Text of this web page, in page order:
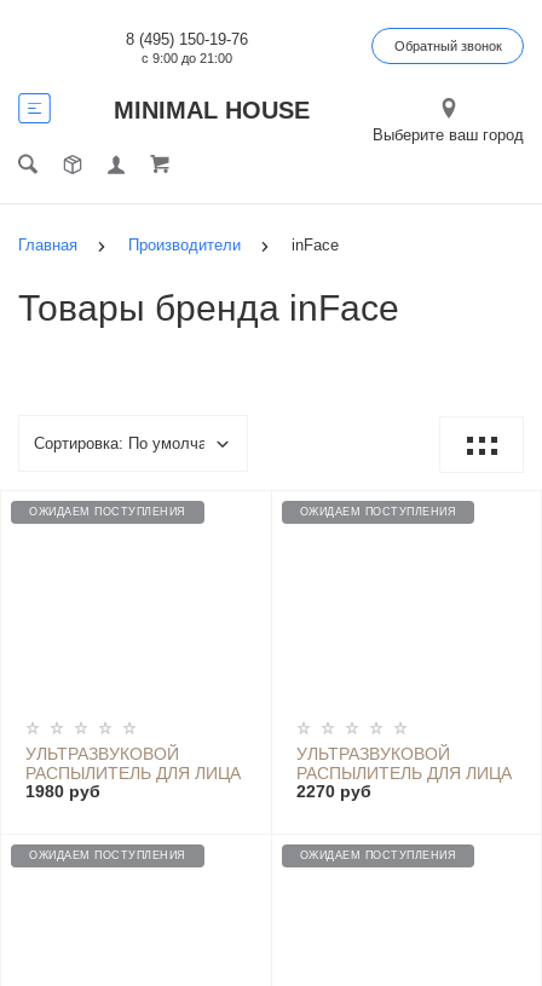
MINIMAL HOUSE
8 (495) 150-19-76
с 9:00 до 21:00
Обратный звонок
Выберите ваш город
Главная Производители inFace
Товары бренда inFace
ОЖИДАЕМ ПОСТУПЛЕНИЯ
УЛЬТРАЗВУКОВОЙ
РАСПЫЛИТЕЛЬ ДЛЯ ЛИЦА
ULTRASONIC FACIAL
1980 руб
ОЖИДАЕМ ПОСТУПЛЕНИЯ
УЛЬТРАЗВУКОВОЙ
РАСПЫЛИТЕЛЬ ДЛЯ ЛИЦА
ULTRASONIC FACIAL
2270 руб
ОЖИДАЕМ ПОСТУПЛЕНИЯ ОЖИДАЕМ ПОСТУПЛЕНИЯ